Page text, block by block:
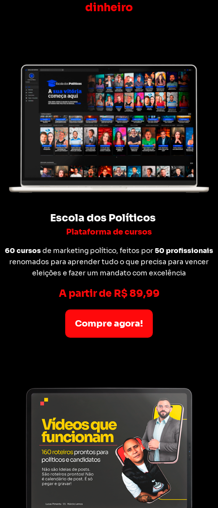
dinheiro
Escola dos Políticos
Plataforma de cursos
60 cursosde marketing político, feitos por50 profissionais
renomados para aprender tudo o que precisa para vencer
eleições e fazer um mandato com excelência
A partir de R$ 89,99
Compre agora!